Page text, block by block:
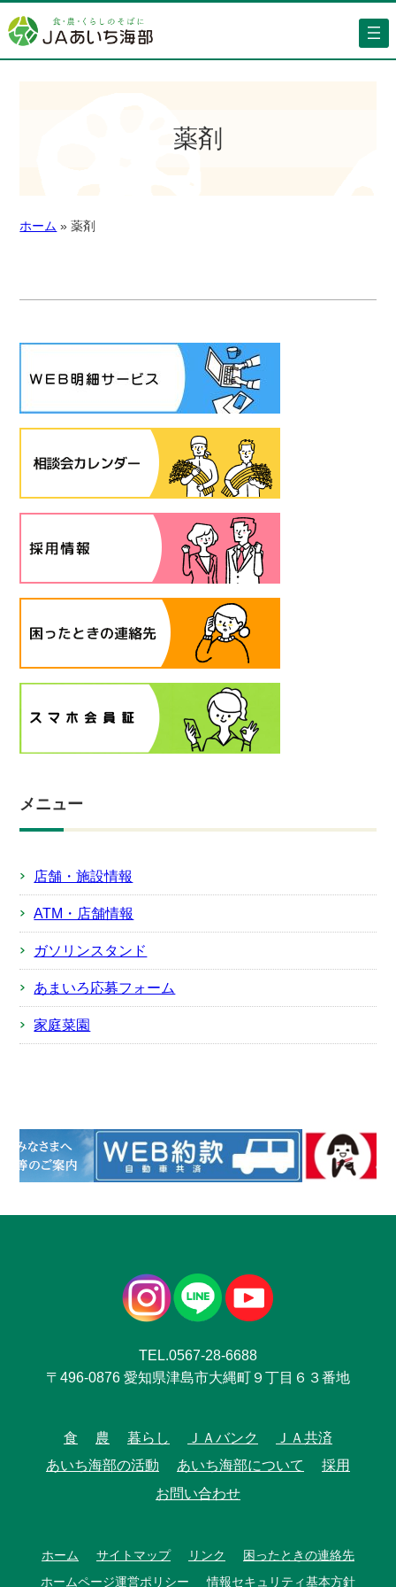
薬剤
ホーム » 薬剤
メニュー
店舗・施設情報
ATM・店舗情報
ガソリンスタンド
あまいろ応募フォーム
家庭菜園
TEL.0567-28-6688
〒496-0876 愛知県津島市大縄町９丁目６３番地
食 農 暮らし ＪＡバンク
ＪＡ共済
あいち海部の活動
あいち海部について
採用
お問い合わせ
ホーム サイトマップ リンク
困ったときの連絡先
ホームページ運営ポリシー
情報セキュリティ基本方針